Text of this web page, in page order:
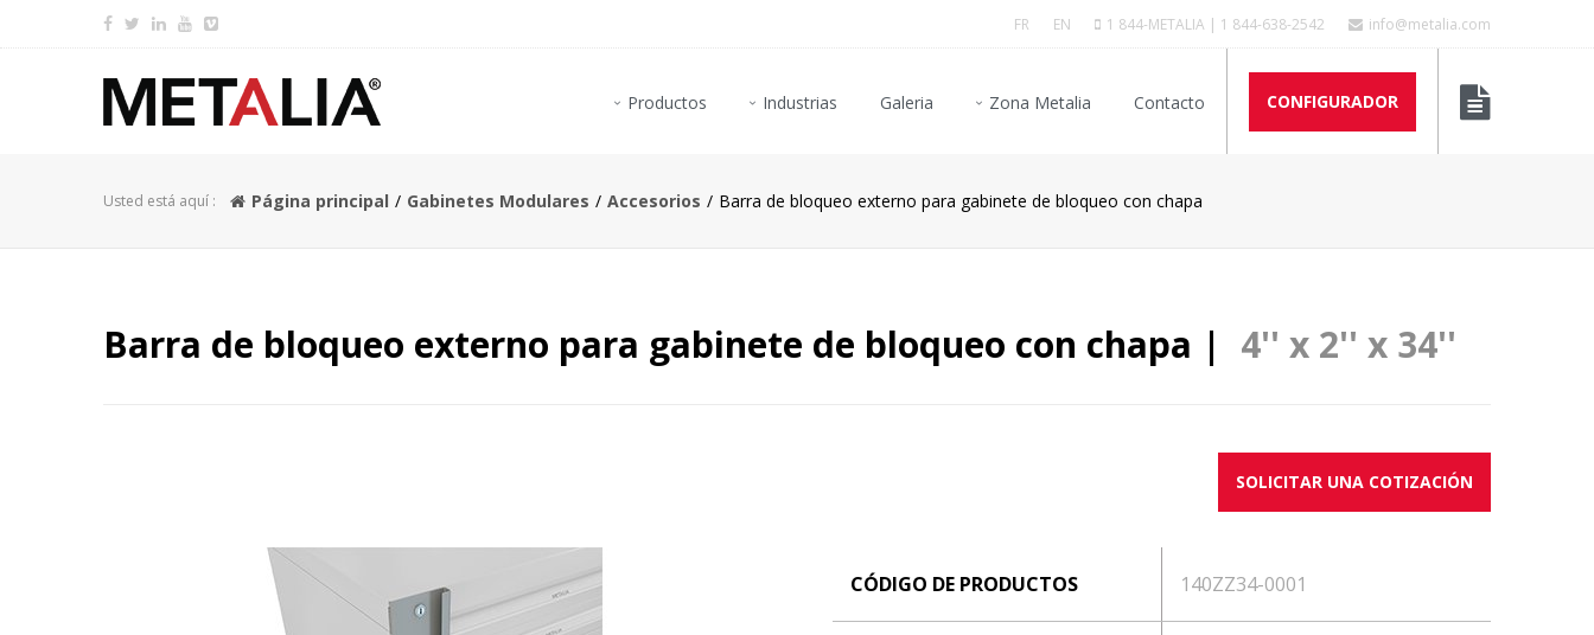
FR EN 1 844-METALIA | 1 844-638-2542 info@metalia.com
Productos Industrias Galeria Zona Metalia Contacto CONFIGURADOR
Usted está aquí : Página principal Gabinetes Modulares Accesorios Barra de bloqueo externo para gabinete de bloqueo con chapa
Barra de bloqueo externo para gabinete de bloqueo con chapa | 4'' x 2'' x 34''
SOLICITAR UNA COTIZACIÓN
CÓDIGO DE PRODUCTOS 140ZZ34-0001